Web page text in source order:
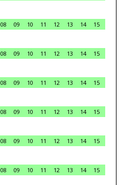
08 09 10 11 12 13 14
15
08 09 10 11 12 13 14
15
08 09 10 11 12 13 14
15
08 09 10 11 12 13 14
15
08 09 10 11 12 13 14
15
08 09 10 11 12 13 14
15